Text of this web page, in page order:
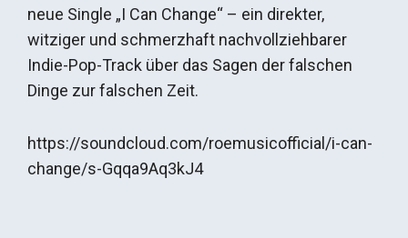
neue Single „I Can Change“ – ein direkter,
witziger und schmerzhaft nachvollziehbarer
Indie-Pop-Track über das Sagen der falschen
Dinge zur falschen Zeit.
https://soundcloud.com/roemusicofficial/i-can-
change/s-Gqqa9Aq3kJ4